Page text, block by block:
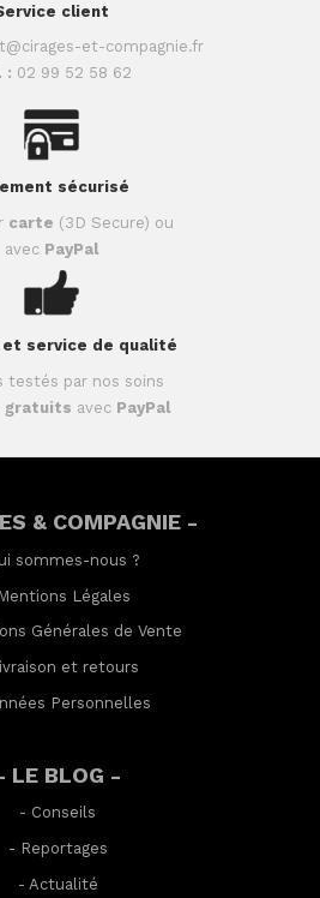
client
et-compagnie.fr
: 02 99 52 58 62
sécurisé
carte (3D Secure) ou
avec PayPal
service de qualité
testés par nos soins
gratuits avec PayPal
& COMPAGNIE -
sommes-nous ?
Mentions Légales
Générales de Vente
et retours
Personnelles
LE BLOG -
- Conseils
- Reportages
- Actualité